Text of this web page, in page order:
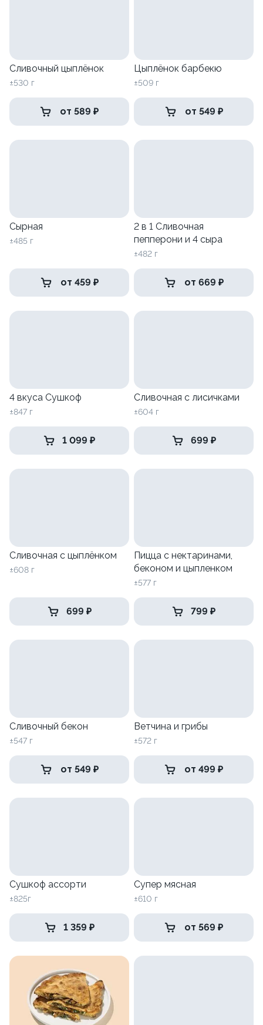
Сливочный цыплёнок
±530 г
от 589 ₽
Цыплёнок барбекю
±509 г
от 549 ₽
Сырная
±485 г
от 459 ₽
2 в 1 Сливочная
пепперони и 4 сыра
±482 г
от 669 ₽
4 вкуса Сушкоф
±847 г
1 099 ₽
Сливочная с лисичками
±604 г
699 ₽
Сливочная с цыплёнком
±608 г
699 ₽
Пицца с нектаринами,
беконом и цыпленком
±577 г
799 ₽
Сливочный бекон
±547 г
от 549 ₽
Ветчина и грибы
±572 г
от 499 ₽
Сушкоф ассорти
±825г
1 359 ₽
Супер мясная
±610 г
от 569 ₽